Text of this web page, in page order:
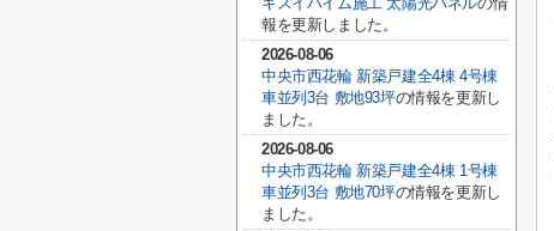
報を更新しました。
2026-08-06
中央市西花輪 新築戸建全4棟 4号棟
車並列3台 敷地93坪の情報を更新し
ました。
2026-08-06
中央市西花輪 新築戸建全4棟 1号棟
車並列3台 敷地70坪の情報を更新し
ました。